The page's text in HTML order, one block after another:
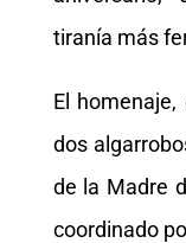
tiranía más
El
dos
de la Madre
coordinado